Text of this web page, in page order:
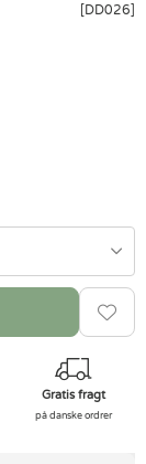
[DD026]
Gratis fragt
på danske ordrer